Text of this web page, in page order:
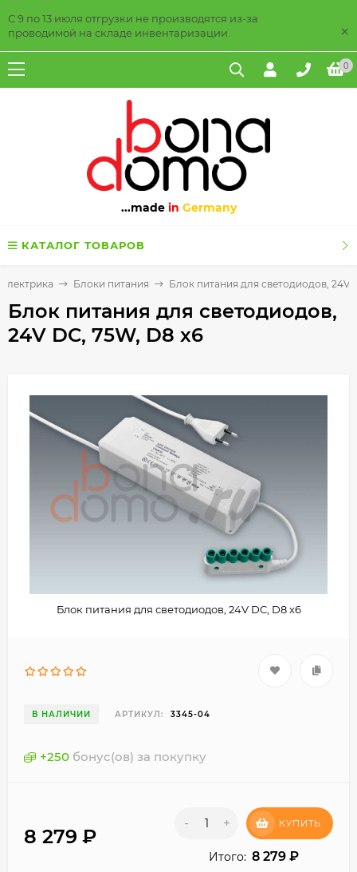
С 9 по 13 июля отгрузки не производятся из-за
проводимой на складе инвентаризации.
×
0
...made in Germany
КАТАЛОГ ТОВАРОВ
Блоки питания Блок питания для светодиодов, 24V
Блок питания для светодиодов,
24V DC, 75W, D8 x6
Блок питания для светодиодов, 24V DC, D8 x6
В НАЛИЧИИ АРТИКУЛ: 3345-04
+250 бонус(ов) за покупку
8 279 ₽
- + КУПИТЬ
Итого: 8 279 ₽